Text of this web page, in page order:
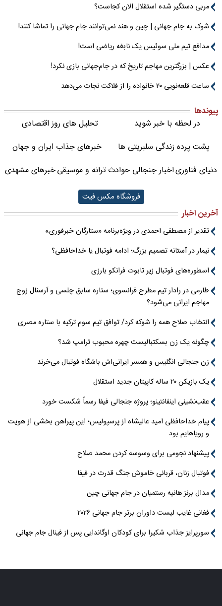
مربی دستگیر شده استقلال الان کجاست؟
شوک به جام جهانی | چین و هند نمی‌توانند جام جهانی را تماشا کنند!
مدافع تیم ملی سوئیس یک نابغه ریاضی است!
عکس | بزرگترین مهاجم تاریخ که در جام‌جهانی بازی نکرد!
ساعت قلعه‌نویی ۲۰ خانواده را از فلاکت نجات می‌دهد
پیوندها
در لحظه با خبر شوید
تحلیل های روز اقتصادی
پشت پرده زندگی سلبریتی ها
خبرهای جذاب ایران و جهان
دنیای فناوریاخبار جنجالی حوادثترانه و موسیقیخبرهای مشهدی
فروشگاه مکس فیت
آخرین اخبار
تقدیر از مصطفی احمدی در ویژه‌برنامه «ستارگان خبرفوری»
نیمار در آستانه تصمیم بزرگ؛ ادامه فوتبال یا خداحافظی؟
اسطوره‌های فوتبال زیر تابوت فرانکو بارزی
طارمی در رادار تیم مطرح فرانسوی؛ ستاره سابق چلسی و آرسنال زوج
مهاجم ایرانی می‌شود؟
انتخاب صلاح همه را شوکه کرد/ توافق تیم سوم ترکیه با ستاره مصری
چگونه یک زن بسکتبالیست چهره محبوب ترامپ شد؟
زن جنجالی انگلیس و همسر ایرانی‌اش باشگاه فوتبال می‌خرند
یک بازیکن ۲۰ ساله کاپیتان جدید استقلال
عقب‌نشینی اینفانتینو؛ پروژه جنجالی فیفا رسماً شکست خورد
پیام خداحافظی امید عالیشاه از پرسپولیس؛ این پیراهن بخشی از هویت
و رویاهایم بود
پیشنهاد نجومی برای وسوسه کردن محمد صلاح
فوتبال زنان، قربانی خاموش جنگ قدرت در فیفا
مدال برنز هانیه رستمیان در جام جهانی چین
فغانی غایب لیست داوران برتر جام جهانی ۲۰۲۶
سورپرایز جذاب شکیرا برای کودکان اوگاندایی پس از فینال جام جهانی